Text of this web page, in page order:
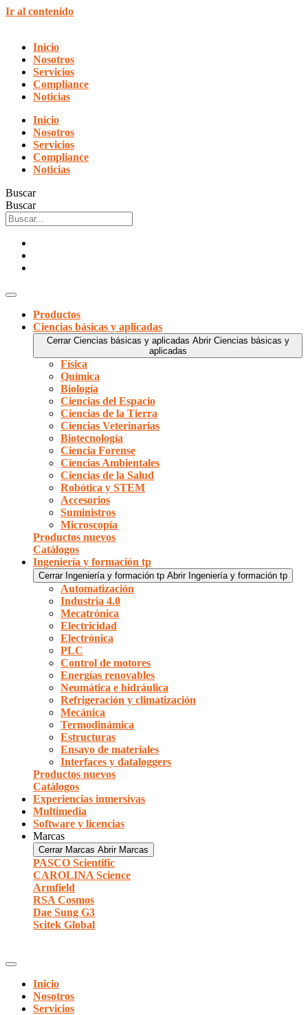
Ir al contenido
Inicio
Nosotros
Servicios
Compliance
Noticias
Inicio
Nosotros
Servicios
Compliance
Noticias
Buscar
Buscar
Productos
Ciencias básicas y aplicadas
Cerrar Ciencias básicas y aplicadas Abrir Ciencias básicas y
aplicadas
Física
Química
Biología
Ciencias del Espacio
Ciencias de la Tierra
Ciencias Veterinarias
Biotecnología
Ciencia Forense
Ciencias Ambientales
Ciencias de la Salud
Robótica y STEM
Accesorios
Suministros
Microscopía
Productos nuevos
Catálogos
Ingeniería y formación tp
Cerrar Ingeniería y formación tp Abrir Ingeniería y formación tp
Automatización
Industria 4.0
Mecatrónica
Electricidad
Electrónica
PLC
Control de motores
Energías renovables
Neumática e hidráulica
Refrigeración y climatización
Mecánica
Termodinámica
Estructuras
Ensayo de materiales
Interfaces y dataloggers
Productos nuevos
Catálogos
Experiencias inmersivas
Multimedia
Software y licencias
Marcas
Cerrar Marcas Abrir Marcas
PASCO Scientific
CAROLINA Science
Armfield
RSA Cosmos
Dae Sung G3
Scitek Global
Inicio
Nosotros
Servicios